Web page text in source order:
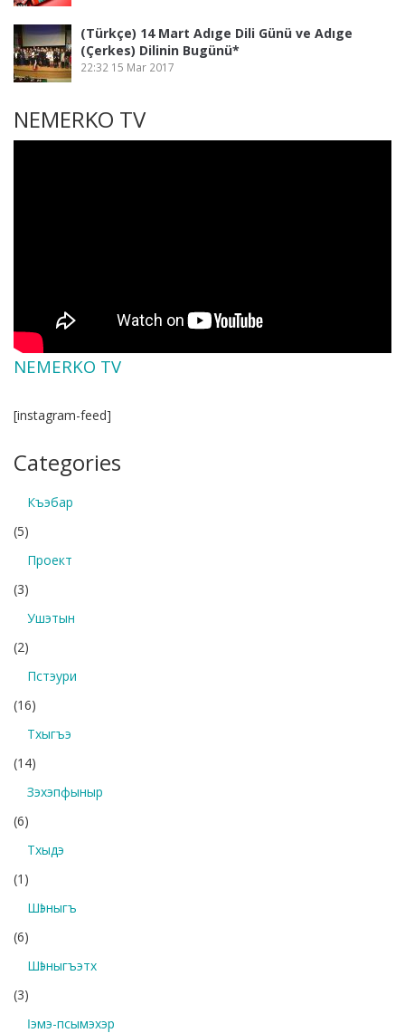
(Türkçe) 14 Mart Adıge Dili Günü ve Adıge
(Çerkes) Dilinin Bugünü*
22:32 15 Mar 2017
NEMERKO TV
NEMERKO TV
[instagram-feed]
Categories
Къэбар
(5)
Проект
(3)
Ушэтын
(2)
Пстэури
(16)
Тхыгъэ
(14)
Зэхэпфыныр
(6)
Тхыдэ
(1)
Шӏэныгъ
(6)
Шӏэныгъэтх
(3)
Ӏэмэ-псымэхэр